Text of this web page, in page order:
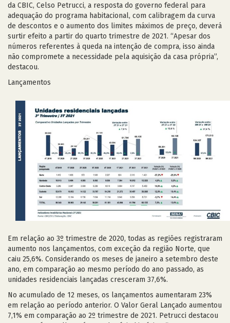
da CBIC, Celso Petrucci, a resposta do governo federal para
adequação do programa habitacional, com calibragem da curva
de descontos e o aumento dos limites máximos de preço, deverá
surtir efeito a partir do quarto trimestre de 2021. “Apesar dos
números referentes à queda na intenção de compra, isso ainda
não compromete a necessidade pela aquisição da casa própria”,
destacou.
Lançamentos
Em relação ao 3º trimestre de 2020, todas as regiões registraram
aumento nos lançamentos, com exceção da região Norte, que
caiu 25,6%. Considerando os meses de janeiro a setembro deste
ano, em comparação ao mesmo período do ano passado, as
unidades residenciais lançadas cresceram 37,6%.
No acumulado de 12 meses, os lançamentos aumentaram 23%
em relação ao período anterior. O Valor Geral Lançado aumentou
7,1% em comparação ao 2º trimestre de 2021. Petrucci destacou